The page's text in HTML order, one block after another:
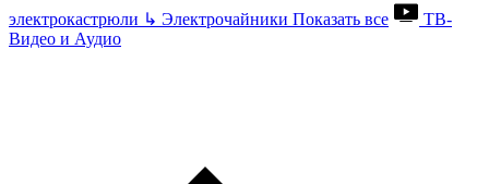
электрокастрюли ↳ Электрочайники Показать все
ТВ-
Видео и Аудио